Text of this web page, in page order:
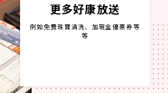
更多好康放送
例如免費珠寶清洗、加現金優惠券等
等